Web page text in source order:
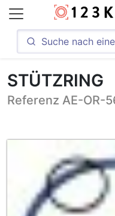
STÜTZRING
Referenz AE-OR-